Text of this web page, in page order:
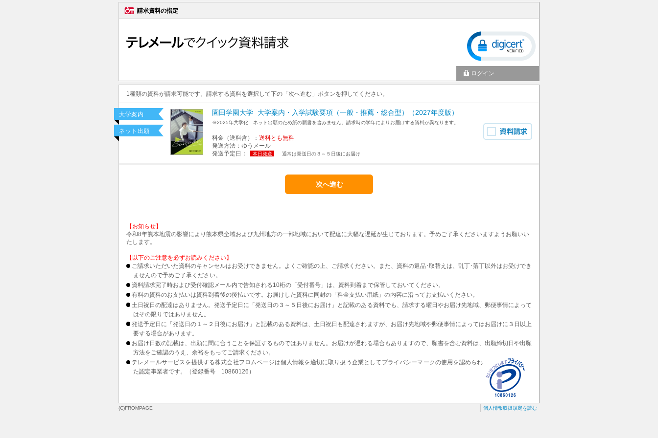
請求資料の指定
ログイン
1種類の資料が請求可能です。請求する資料を選択して下の「次へ進む」ボタンを押してください。
大学案内
ネット出願
園田学園大学 大学案内・入学試験要項（一般・推薦・総合型）（2027年度版）
※2025年共学化 ネット出願のため紙の願書を含みません。請求時の学年によりお届けする資料が異なります。
料金（送料含）： 送料とも無料
発送方法： ゆうメール
発送予定日：
本日発送 通常は発送日の３～５日後にお届け
【お知らせ】
令和8年熊本地震の影響により熊本県全域および九州地方の一部地域において配達に大幅な遅延が生じております。予めご了承くださいますようお願いい
たします。
【以下のご注意を必ずお読みください】
ご請求いただいた資料のキャンセルはお受けできません。よくご確認の上、ご請求ください。また、資料の返品･取替えは、乱丁･落丁以外はお受けでき
ませんので予めご了承ください。
資料請求完了時および受付確認メール内で告知される10桁の「受付番号」は、資料到着まで保管しておいてください。
有料の資料のお支払いは資料到着後の後払いです。お届けした資料に同封の「料金支払い用紙」の内容に沿ってお支払いください。
土日祝日の配達はありません。発送予定日に「発送日の３～５日後にお届け」と記載のある資料でも、請求する曜日やお届け先地域、郵便事情によって
はその限りではありません。
発送予定日に「発送日の１～２日後にお届け」と記載のある資料は、土日祝日も配達されますが、お届け先地域や郵便事情によってはお届けに３日以上
要する場合があります。
お届け日数の記載は、出願に間に合うことを保証するものではありません。お届けが遅れる場合もありますので、願書を含む資料は、出願締切日や出願
方法をご確認のうえ、余裕をもってご請求ください。
テレメールサービスを提供する株式会社フロムページは個人情報を適切に取り扱う企業としてプライバシーマークの使用を認められ
た認定事業者です。（登録番号 10860126）
(C)FROMPAGE 個人情報取扱規定を読む